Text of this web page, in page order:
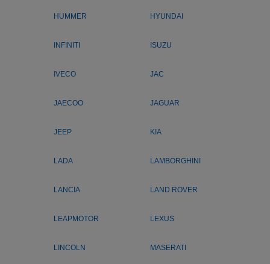
HUMMER HYUNDAI
INFINITI ISUZU
IVECO JAC
JAECOO JAGUAR
JEEP KIA
LADA LAMBORGHINI
LANCIA LAND ROVER
LEAPMOTOR LEXUS
LINCOLN MASERATI